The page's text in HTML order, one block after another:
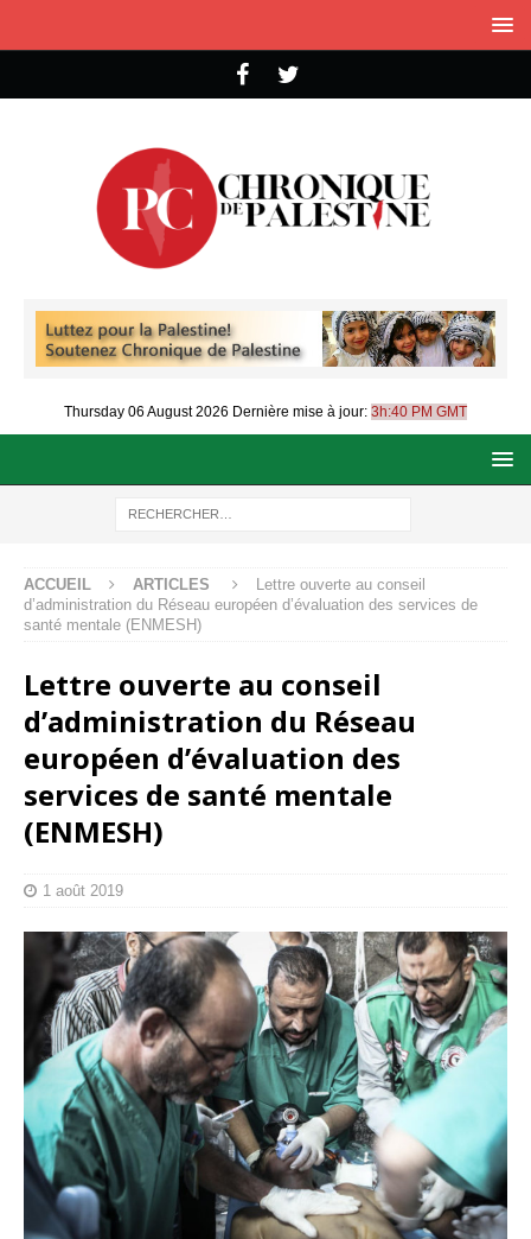
Thursday 06 August 2026 Dernière mise à jour: 3h:40 PM GMT
ACCUEIL ARTICLES
Lettre ouverte au conseil
d’administration du Réseau européen d’évaluation des services de
santé mentale (ENMESH)
Lettre ouverte au conseil
d’administration du Réseau
européen d’évaluation des
services de santé mentale
(ENMESH)
1 août 2019